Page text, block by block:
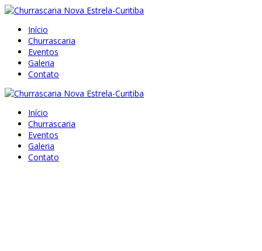
Início
Churrascaria
Eventos
Galeria
Contato
Início
Churrascaria
Eventos
Galeria
Contato